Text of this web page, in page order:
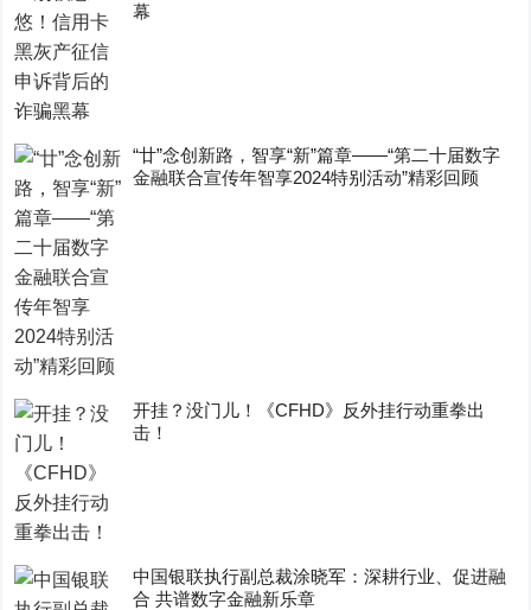
幕
“廿”念创新路，智享“新”篇章——“第二十届数字
金融联合宣传年智享2024特别活动”精彩回顾
开挂？没门儿！《CFHD》反外挂行动重拳出
击！
中国银联执行副总裁涂晓军：深耕行业、促进融
合 共谱数字金融新乐章